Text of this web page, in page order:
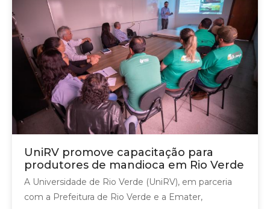
UniRV promove capacitação para
produtores de mandioca em Rio Verde
A Universidade de Rio Verde (UniRV), em parceria
com a Prefeitura de Rio Verde e a Emater,